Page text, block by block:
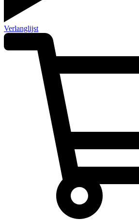
Verlanglijst